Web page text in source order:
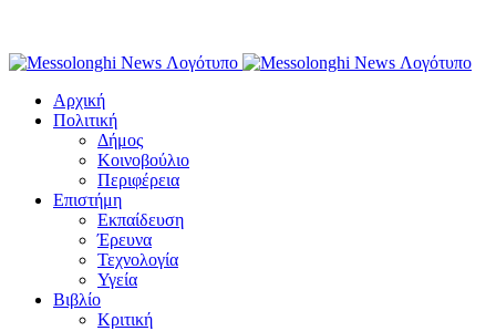
Αρχική
Πολιτική
Δήμος
Κοινοβούλιο
Περιφέρεια
Επιστήμη
Εκπαίδευση
Έρευνα
Τεχνολογία
Υγεία
Βιβλίο
Κριτική